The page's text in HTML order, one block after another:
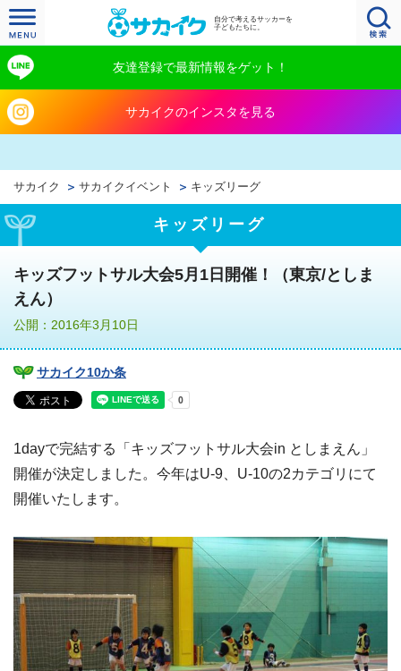
自分で考えるサッカーを
子どもたちに。
友達登録で最新情報をゲット！
サカイクのインスタを見る
サカイク サカイクイベント キッズリーグ
キッズリーグ
キッズフットサル大会5月1日開催！（東京/としま
えん）
公開：2016年3月10日
サカイク10か条
1dayで完結する「キッズフットサル大会in としまえん」
開催が決定しました。今年はU-9、U-10の2カテゴリにて
開催いたします。